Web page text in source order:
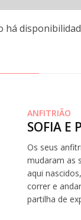
há
ANFITRIÃO
SOFIA E
Os seus
mudaram as
aqui
correr e
partilha de